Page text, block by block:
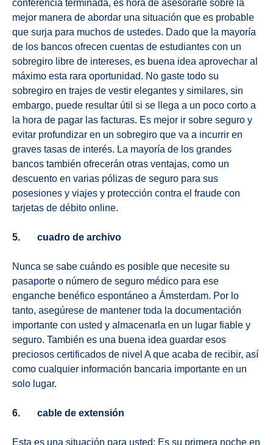
conferencia terminada, es hora de asesorarle sobre la
mejor manera de abordar una situación que es probable
que surja para muchos de ustedes. Dado que la mayoría
de los bancos ofrecen cuentas de estudiantes con un
sobregiro libre de intereses, es buena idea aprovechar al
máximo esta rara oportunidad. No gaste todo su
sobregiro en trajes de vestir elegantes y similares, sin
embargo, puede resultar útil si se llega a un poco corto a
la hora de pagar las facturas. Es mejor ir sobre seguro y
evitar profundizar en un sobregiro que va a incurrir en
graves tasas de interés. La mayoría de los grandes
bancos también ofrecerán otras ventajas, como un
descuento en varias pólizas de seguro para sus
posesiones y viajes y protección contra el fraude con
tarjetas de débito online.
5. cuadro de archivo
Nunca se sabe cuándo es posible que necesite su
pasaporte o número de seguro médico para ese
enganche benéfico espontáneo a Ámsterdam. Por lo
tanto, asegúrese de mantener toda la documentación
importante con usted y almacenarla en un lugar fiable y
seguro. También es una buena idea guardar esos
preciosos certificados de nivel A que acaba de recibir, así
como cualquier información bancaria importante en un
solo lugar.
6. cable de extensión
Esta es una situación para usted: Es su primera noche en